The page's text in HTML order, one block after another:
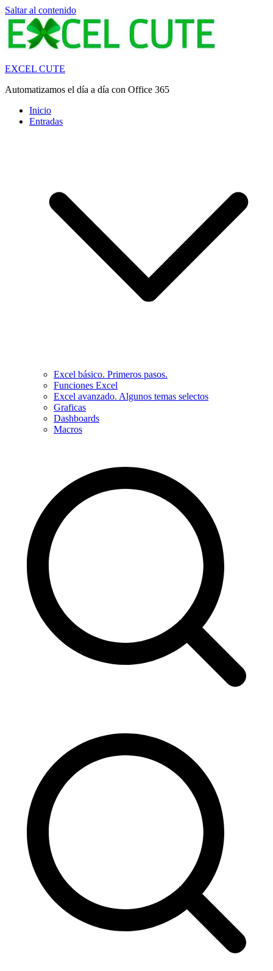
Saltar al contenido
EXCEL CUTE
Automatizamos el día a día con Office 365
Inicio
Entradas
Excel básico. Primeros pasos.
Funciones Excel
Excel avanzado. Algunos temas selectos
Graficas
Dashboards
Macros